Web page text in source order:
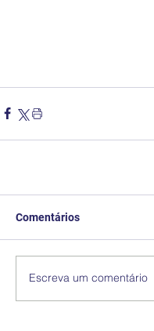
Comentários
Escreva um comentário